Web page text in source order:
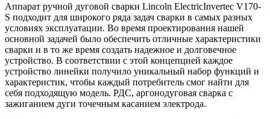
Аппарат ручной дуговой сварки Lincoln ElectricInvertec V170-
S подходит для широкого ряда задач сварки в самых разных
условиях эксплуатации. Во время проектирования нашей
основной задачей было обеспечить отличные характеристики
сварки и в то же время создать надежное и долговечное
устройство. В соответствии с этой концепцией каждое
устройство линейки получило уникальный набор функций и
характеристик, чтобы каждый потребитель смог найти для
себя подходящую модель. РДС, аргонодуговая сварка с
зажиганием дуги точечным касанием электрода.